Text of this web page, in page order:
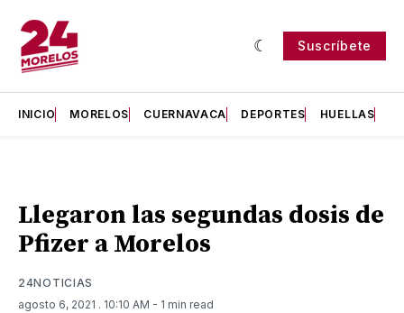
Suscríbete
INICIO MORELOS CUERNAVACA DEPORTES HUELLAS
Llegaron las segundas dosis de
Pfizer a Morelos
24NOTICIAS
agosto 6, 2021 . 10:10 AM - 1 min read